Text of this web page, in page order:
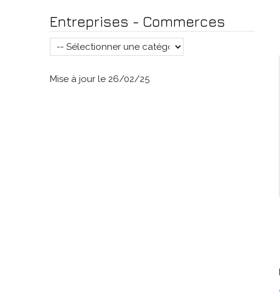
Entreprises - Commerces
Mise à jour le 26/02/25